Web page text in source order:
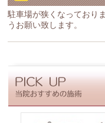
駐車場が狭くなっており
うお願い致します。